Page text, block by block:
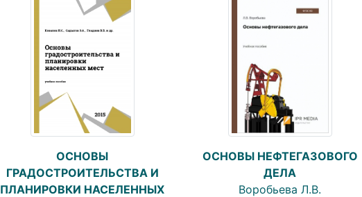
ОСНОВЫ
ГРАДОСТРОИТЕЛЬСТВА И
ПЛАНИРОВКИ НАСЕЛЕННЫХ
ОСНОВЫ НЕФТЕГАЗОВОГО
ДЕЛА
Воробьева Л.В.